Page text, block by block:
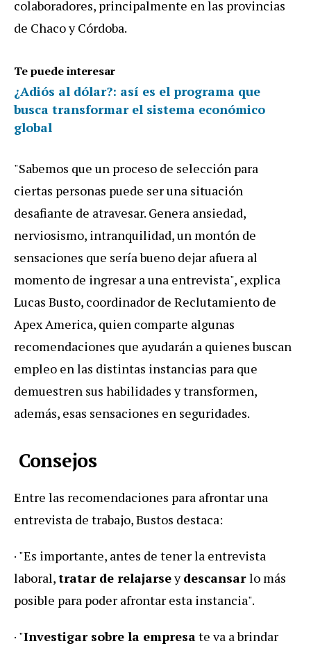
colaboradores, principalmente en las provincias
de Chaco y Córdoba.
Te puede interesar
¿Adiós al dólar?: así es el programa que
busca transformar el sistema económico
global
"Sabemos que un proceso de selección para
ciertas personas puede ser una situación
desafiante de atravesar. Genera ansiedad,
nerviosismo, intranquilidad, un montón de
sensaciones que sería bueno dejar afuera al
momento de ingresar a una entrevista", explica
Lucas Busto, coordinador de Reclutamiento de
Apex America, quien comparte algunas
recomendaciones que ayudarán a quienes buscan
empleo en las distintas instancias para que
demuestren sus habilidades y transformen,
además, esas sensaciones en seguridades.
Consejos
Entre las recomendaciones para afrontar una
entrevista de trabajo, Bustos destaca:
· "Es importante, antes de tener la entrevista
laboral,tratar de relajarseydescansarlo más
posible para poder afrontar esta instancia".
· "Investigar sobre la empresate va a brindar